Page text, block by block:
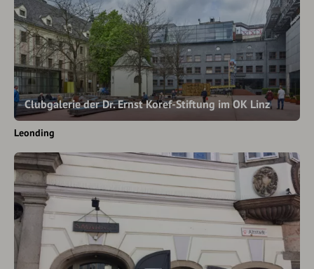
Clubgalerie der Dr. Ernst Koref-Stiftung im OK Linz
Leonding